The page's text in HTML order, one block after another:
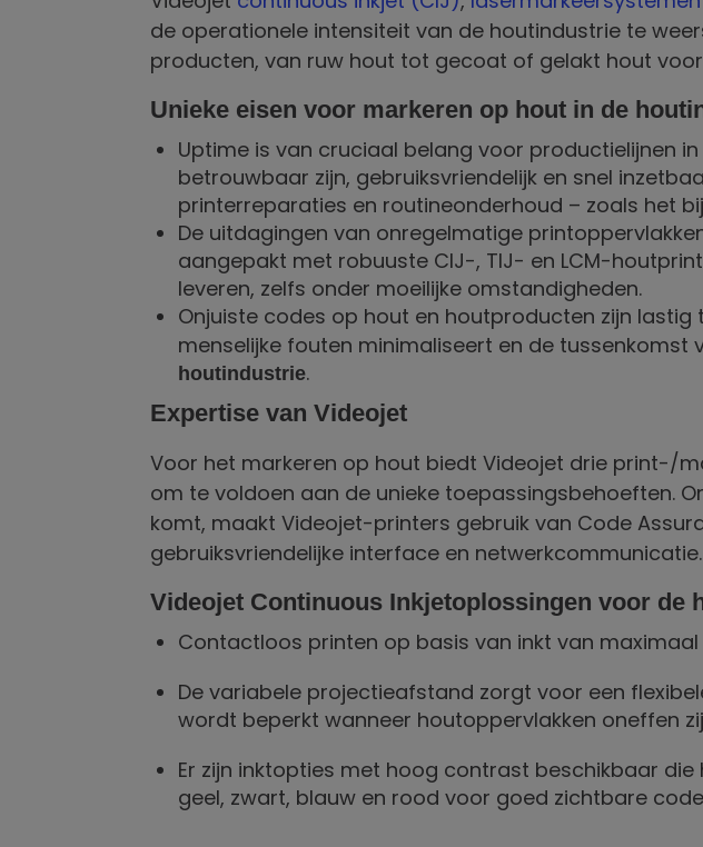
de operationele intensiteit van de houtindustrie te
producten, van ruw hout tot gecoat of gelakt hout
Unieke eisen voor markeren op hout in de
Uptime is van cruciaal belang voor productielijnen
betrouwbaar zijn, gebruiksvriendelijk en snel
printerreparaties en routineonderhoud – zoals het
De uitdagingen van onregelmatige
aangepakt met robuuste CIJ-, TIJ- en LCM-
leveren, zelfs onder moeilijke omstandigheden.
Onjuiste codes op hout en houtproducten zijn lastig
menselijke fouten minimaliseert en de
houtindustrie.
Expertise van Videojet
Voor het markeren op hout biedt Videojet drie print-/
om te voldoen aan de unieke toepassingsbehoeften.
komt, maakt Videojet-printers gebruik van Code
gebruiksvriendelijke interface en netwerkcommunicatie.
Videojet Continuous Inkjetoplossingen voor de
Contactloos printen op basis van inkt van
De variabele projectieafstand zorgt voor een
wordt beperkt wanneer houtoppervlakken oneffen
Er zijn inktopties met hoog contrast beschikbaar
geel, zwart, blauw en rood voor goed zichtbare